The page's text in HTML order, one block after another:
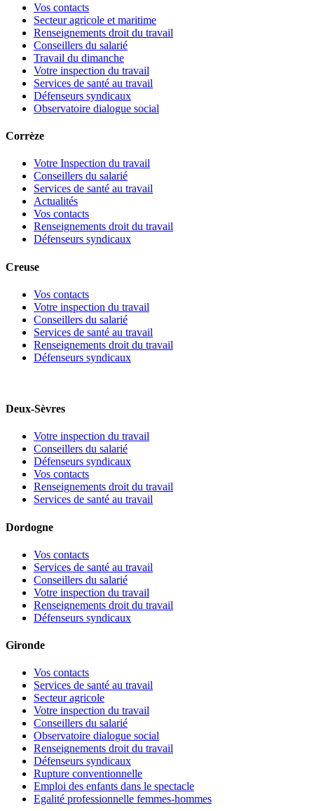
Vos contacts
Secteur agricole et maritime
Renseignements droit du travail
Conseillers du salarié
Travail du dimanche
Votre inspection du travail
Services de santé au travail
Défenseurs syndicaux
Observatoire dialogue social
Corrèze
Votre Inspection du travail
Conseillers du salarié
Services de santé au travail
Actualités
Vos contacts
Renseignements droit du travail
Défenseurs syndicaux
Creuse
Vos contacts
Votre inspection du travail
Conseillers du salarié
Services de santé au travail
Renseignements droit du travail
Défenseurs syndicaux
Deux-Sèvres
Votre inspection du travail
Conseillers du salarié
Défenseurs syndicaux
Vos contacts
Renseignements droit du travail
Services de santé au travail
Dordogne
Vos contacts
Services de santé au travail
Conseillers du salarié
Votre inspection du travail
Renseignements droit du travail
Défenseurs syndicaux
Gironde
Vos contacts
Services de santé au travail
Secteur agricole
Votre inspection du travail
Conseillers du salarié
Observatoire dialogue social
Renseignements droit du travail
Défenseurs syndicaux
Rupture conventionnelle
Emploi des enfants dans le spectacle
Egalité professionnelle femmes-hommes